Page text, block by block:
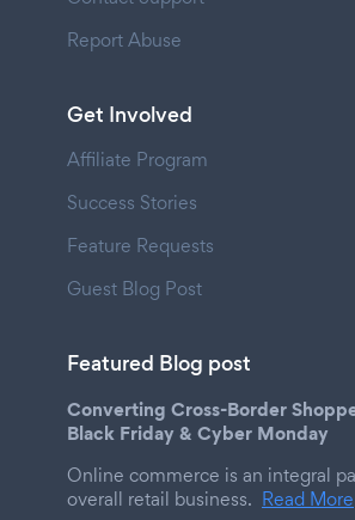
Report Abuse
Get Involved
Affiliate Program
Success Stories
Feature Requests
Guest Blog Post
Featured Blog post
Converting Cross-Border
Black Friday & Cyber Monday
Online commerce is an integral
overall retail business. Read More